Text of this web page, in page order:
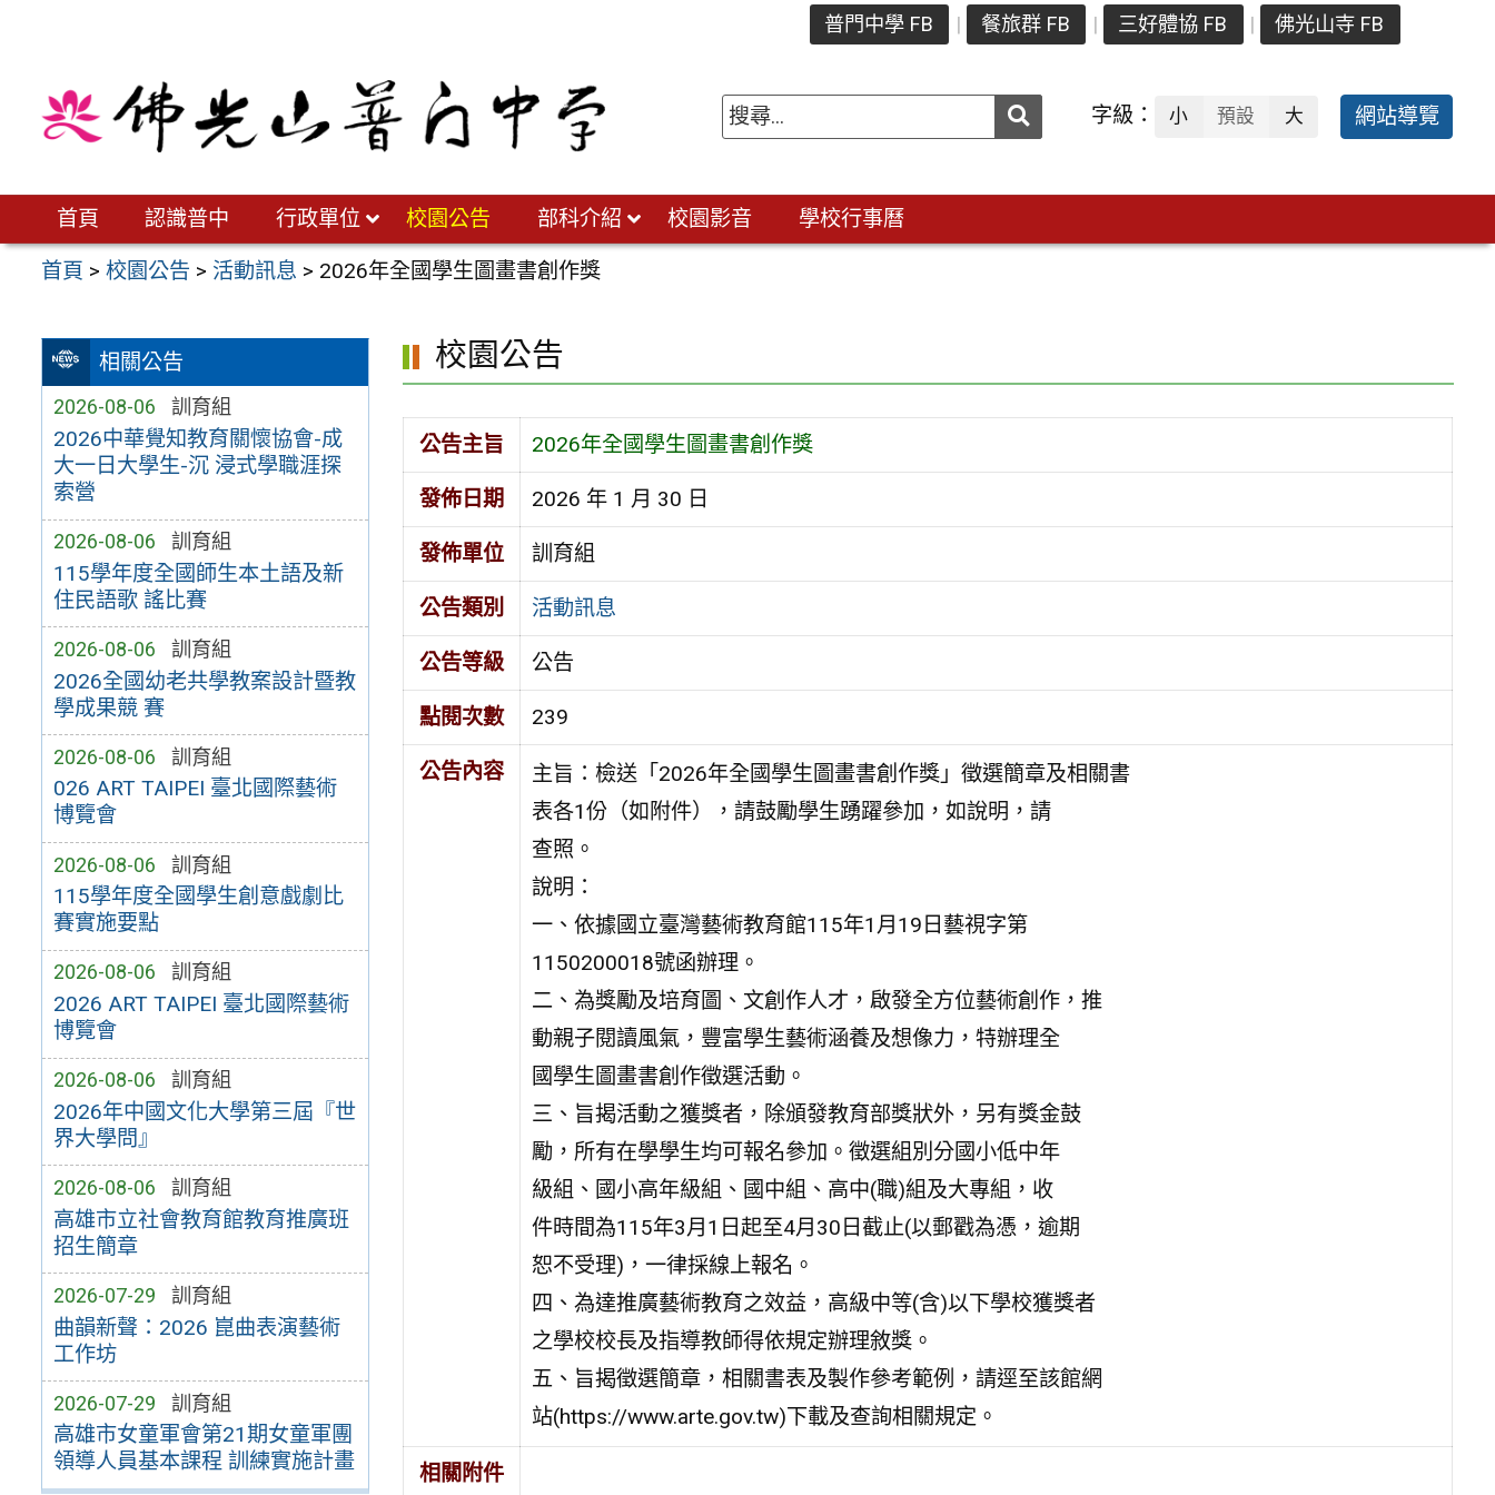
普門中學 FB 餐旅群 FB 三好體協 FB 佛光山寺 FB
送出 字級： 小 預設 大 網站導覽
首頁 認識普中 行政單位 校園公告 部科介紹 校園影音 學校行事曆
首頁 >校園公告 > 活動訊息 > 2026年全國學生圖畫書創作獎
相關公告
2026-08-06 訓育組
2026中華覺知教育關懷協會-成
大一日大學生-沉 浸式學職涯探
索營
2026-08-06 訓育組
115學年度全國師生本土語及新
住民語歌 謠比賽
2026-08-06 訓育組
2026全國幼老共學教案設計暨教
學成果競 賽
2026-08-06 訓育組
026 ART TAIPEI 臺北國際藝術
博覽會
2026-08-06 訓育組
115學年度全國學生創意戲劇比
賽實施要點
2026-08-06 訓育組
2026 ART TAIPEI 臺北國際藝術
博覽會
2026-08-06 訓育組
2026年中國文化大學第三屆『世
界大學問』
2026-08-06 訓育組
高雄市立社會教育館教育推廣班
招生簡章
2026-07-29 訓育組
曲韻新聲：2026 崑曲表演藝術
工作坊
2026-07-29 訓育組
高雄市女童軍會第21期女童軍團
領導人員基本課程 訓練實施計畫
校園公告
公告主旨 2026年全國學生圖畫書創作獎
發佈日期 2026 年 1 月 30 日
發佈單位 訓育組
公告類別 活動訊息
公告等級 公告
點閱次數 239
公告內容
主旨：檢送「2026年全國學生圖畫書創作獎」徵選簡章及相關書
表各1份（如附件），請鼓勵學生踴躍參加，如說明，請
查照。
說明：
一、依據國立臺灣藝術教育館115年1月19日藝視字第
1150200018號函辦理。
二、為獎勵及培育圖、文創作人才，啟發全方位藝術創作，推
動親子閱讀風氣，豐富學生藝術涵養及想像力，特辦理全
國學生圖畫書創作徵選活動。
三、旨揭活動之獲獎者，除頒發教育部獎狀外，另有獎金鼓
勵，所有在學學生均可報名參加。徵選組別分國小低中年
級組、國小高年級組、國中組、高中(職)組及大專組，收
件時間為115年3月1日起至4月30日截止(以郵戳為憑，逾期
恕不受理)，一律採線上報名。
四、為達推廣藝術教育之效益，高級中等(含)以下學校獲獎者
之學校校長及指導教師得依規定辦理敘獎。
五、旨揭徵選簡章，相關書表及製作參考範例，請逕至該館網
站(https://www.arte.gov.tw)下載及查詢相關規定。
相關附件